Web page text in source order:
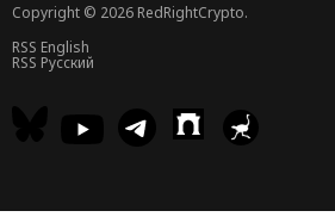
Copyright © 2026 RedRightCrypto.
RSS English
RSS Русский